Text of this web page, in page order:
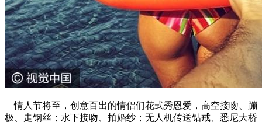
情人节将至，创意百出的情侣们花式秀恩爱，高空接吻、蹦
极、走钢丝；水下接吻、拍婚纱；无人机传送钻戒、悉尼大桥